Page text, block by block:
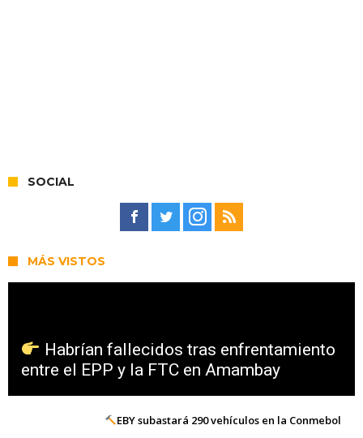
SOCIAL
MÁS VISTOS
Habrían fallecidos tras enfrentamiento
entre el EPP y la FTC en Amambay
EBY subastará 290 vehículos en la Conmebol